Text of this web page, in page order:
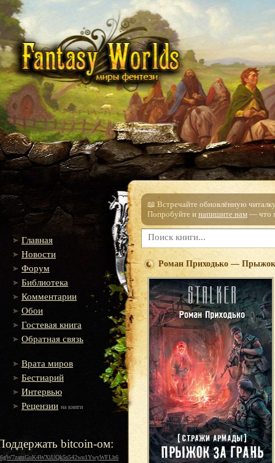
Главная
Новости
Форум
Библиотека
Комментарии
Обои
Гостевая книга
Обратная связь
Врата миров
Бестиарий
Интервью
Рецензии на книги
bitcoin-ом:
📖 Встречайте обновлённую
Попробуйте и напишите нам — что
Роман Приходько — Прыжок